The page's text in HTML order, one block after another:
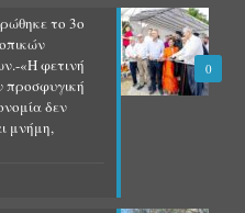
0
το 3ο
«Η φετινή
προσφυγική
δεν
μνήμη,